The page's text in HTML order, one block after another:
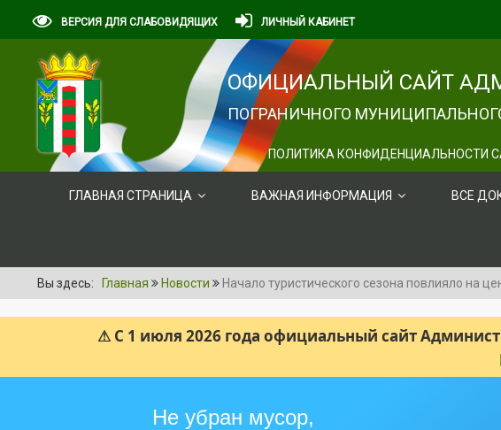
ВЕРСИЯ ДЛЯ СЛАБОВИДЯЩИХ ЛИЧНЫЙ КАБИНЕТ
ОФИЦИАЛЬНЫЙ САЙТ
ПОГРАНИЧНОГО
ПОЛИТИКА КОНФИДЕНЦИАЛЬНОСТИ
ГЛАВНАЯ СТРАНИЦА ВАЖНАЯ ИНФОРМАЦИЯ ВСЕ
Вы здесь: Главная Новости Начало туристического сезона повлияло на
⚠ С 1 июля 2026 года официальный сайт
Не убран мусор,